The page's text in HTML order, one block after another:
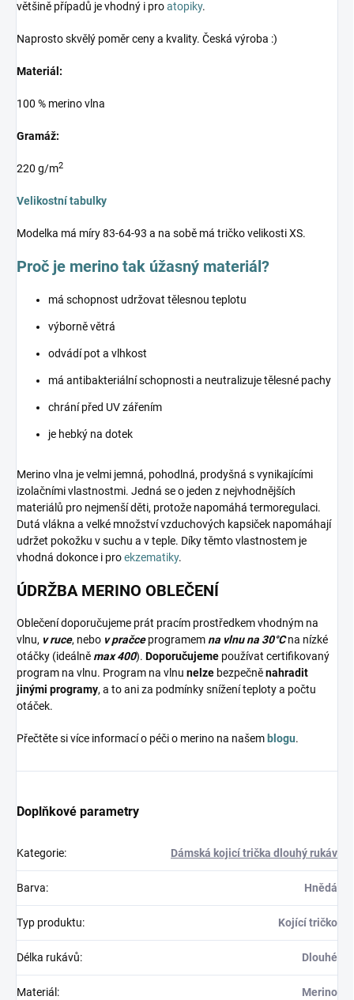
většině případů je vhodný i proatopiky.
Naprosto skvělý poměr ceny a kvality. Česká výroba :)
Materiál:
100 % merino vlna
Gramáž:
220 g/m2
Velikostní tabulky
Modelka má míry 83-64-93 a na sobě má tričko velikosti XS.
Proč je merino tak úžasný materiál?
má schopnost udržovat tělesnou teplotu
výborně větrá
odvádí pot a vlhkost
má antibakteriální schopnosti a neutralizuje tělesné pachy
chrání před UV zářením
je hebký na dotek
Merino vlna je velmi jemná, pohodlná, prodyšná s vynikajícími
izolačními vlastnostmi. Jedná se o jeden z nejvhodnějších
materiálů pro nejmenší děti, protože napomáhá termoregulaci.
Dutá vlákna a velké množství vzduchových kapsiček napomáhají
udržet pokožku v suchu a v teple. Díky těmto vlastnostem je
vhodná dokonce i proekzematiky.
ÚDRŽBA MERINO OBLEČENÍ
Oblečení doporučujeme prát pracím prostředkem vhodným na
vlnu, v ruce, nebo v pračceprogramemna vlnu na 30°Cna nízké
otáčky (ideálněmax 400). Doporučujeme používat certifikovaný
program na vlnu. Program na vlnu nelze bezpečněnahradit
jinými programy, a to ani za podmínky snížení teploty a počtu
otáček.
Přečtěte si více informací o péči o merino na našem blogu.
Doplňkové parametry
Kategorie: Dámská kojicí trička dlouhý rukáv
Barva: Hnědá
Typ produktu: Kojící tričko
Délka rukávů: Dlouhé
Materiál : Merino